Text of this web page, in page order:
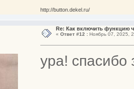
http://button.dekel.ru/
Re: Как включить функцию
« Ответ #12 :Ноябрь 07, 2025,
ура!